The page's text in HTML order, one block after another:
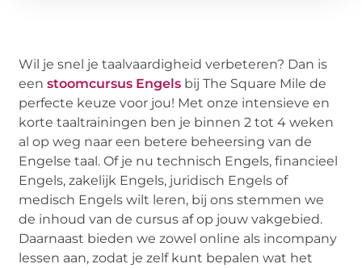
Wil je snel je taalvaardigheid verbeteren? Dan is
eenstoomcursus Engels bij The Square Mile de
perfecte keuze voor jou! Met onze intensieve en
korte taaltrainingen ben je binnen 2 tot 4 weken
al op weg naar een betere beheersing van de
Engelse taal. Of je nu technisch Engels, financieel
Engels, zakelijk Engels, juridisch Engels of
medisch Engels wilt leren, bij ons stemmen we
de inhoud van de cursus af op jouw vakgebied.
Daarnaast bieden we zowel online als incompany
lessen aan, zodat je zelf kunt bepalen wat het